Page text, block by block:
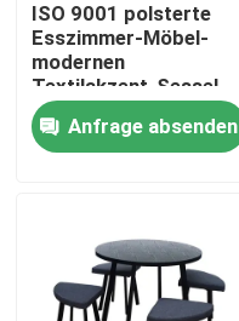
Nach Hause
Über uns
Produkte
ISO 9001 polsterte
Esszimmer-Möbel-
modernen
Textilakzent-Sessel
mit den Metallbeinen
Anfrage absenden